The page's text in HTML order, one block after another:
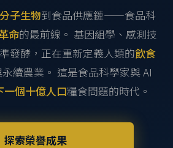
子生物到食品供應鏈——食品科
命的最前線。 基因組學、感測技
發酵，正在重新定義人類的飲食
永續農業。 這是食品科學家與 AI
一個十億人口糧食問題的時代。
探索榮譽成果